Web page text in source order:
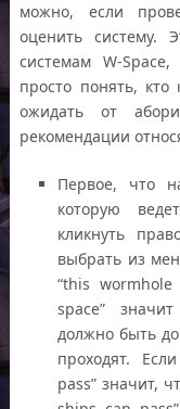
можно, если
оценить систему.
системам W-
просто понять,
ожидать от
рекомендации
Первое, что
которую
кликнуть
выбрать из
“this
space”
должно быть
проходят.
pass” значит,